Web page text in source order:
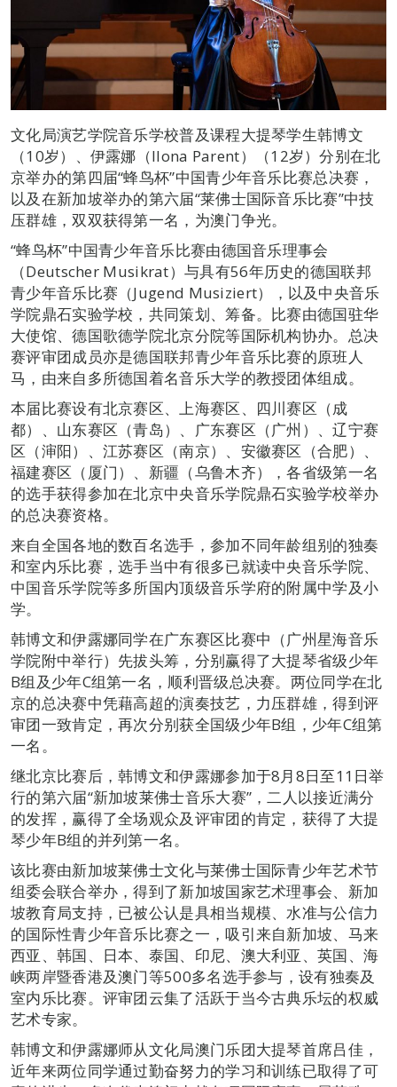
文化局演艺学院音乐学校普及课程大提琴学生韩博文
（10岁）、伊露娜（Ilona Parent）（12岁）分别在北
京举办的第四届“蜂鸟杯”中国青少年音乐比赛总决赛，
以及在新加坡举办的第六届“莱佛士国际音乐比赛”中技
压群雄，双双获得第一名，为澳门争光。
“蜂鸟杯”中国青少年音乐比赛由德国音乐理事会
（Deutscher Musikrat）与具有56年历史的德国联邦
青少年音乐比赛（Jugend Musiziert），以及中央音乐
学院鼎石实验学校，共同策划、筹备。比赛由德国驻华
大使馆、德国歌德学院北京分院等国际机构协办。总决
赛评审团成员亦是德国联邦青少年音乐比赛的原班人
马，由来自多所德国着名音乐大学的教授团体组成。
本届比赛设有北京赛区、上海赛区、四川赛区（成
都）、山东赛区（青岛）、广东赛区（广州）、辽宁赛
区（渖阳）、江苏赛区（南京）、安徽赛区（合肥）、
福建赛区（厦门）、新疆（乌鲁木齐），各省级第一名
的选手获得参加在北京中央音乐学院鼎石实验学校举办
的总决赛资格。
来自全国各地的数百名选手，参加不同年龄组别的独奏
和室内乐比赛，选手当中有很多已就读中央音乐学院、
中国音乐学院等多所国内顶级音乐学府的附属中学及小
学。
韩博文和伊露娜同学在广东赛区比赛中（广州星海音乐
学院附中举行）先拔头筹，分别赢得了大提琴省级少年
B组及少年C组第一名，顺利晋级总决赛。两位同学在北
京的总决赛中凭藉高超的演奏技艺，力压群雄，得到评
审团一致肯定，再次分别获全国级少年B组，少年C组第
一名。
继北京比赛后，韩博文和伊露娜参加于8月8日至11日举
行的第六届“新加坡莱佛士音乐大赛”，二人以接近满分
的发挥，赢得了全场观众及评审团的肯定，获得了大提
琴少年B组的并列第一名。
该比赛由新加坡莱佛士文化与莱佛士国际青少年艺术节
组委会联合举办，得到了新加坡国家艺术理事会、新加
坡教育局支持，已被公认是具相当规模、水准与公信力
的国际性青少年音乐比赛之一，吸引来自新加坡、马来
西亚、韩国、日本、泰国、印尼、澳大利亚、英国、海
峡两岸暨香港及澳门等500多名选手参与，设有独奏及
室内乐比赛。评审团云集了活跃于当今古典乐坛的权威
艺术专家。
韩博文和伊露娜师从文化局澳门乐团大提琴首席吕佳，
近年来两位同学通过勤奋努力的学习和训练已取得了可